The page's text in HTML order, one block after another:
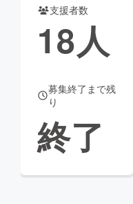
CAMPFIRE Creation
コミュニティ
支援者数
18人
募集終了まで残
り
終了